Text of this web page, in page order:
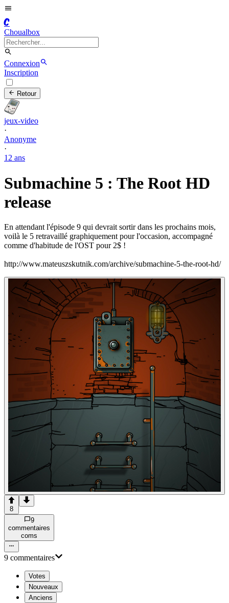
C
Choualbox
Connexion
Inscription
Retour
jeux-video
·
Anonyme
·
12 ans
Submachine 5 : The Root HD
release
En attendant l'épisode 9 qui devrait sortir dans les prochains mois,
voilà le 5 retravaillé graphiquement pour l'occasion, accompagné
comme d'habitude de l'OST pour 2$ !
http://www.mateuszskutnik.com/archive/submachine-5-the-root-hd/
8
9
commentaires
coms
9 commentaires
Votes
Nouveaux
Anciens